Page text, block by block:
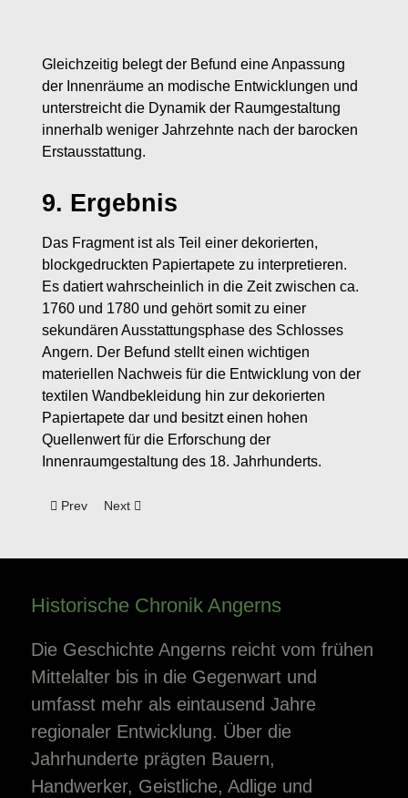
Gleichzeitig belegt der Befund eine Anpassung
der Innenräume an modische Entwicklungen und
unterstreicht die Dynamik der Raumgestaltung
innerhalb weniger Jahrzehnte nach der barocken
Erstausstattung.
9. Ergebnis
Das Fragment ist als Teil einer dekorierten,
blockgedruckten Papiertapete zu interpretieren.
Es datiert wahrscheinlich in die Zeit zwischen ca.
1760 und 1780 und gehört somit zu einer
sekundären Ausstattungsphase des Schlosses
Angern. Der Befund stellt einen wichtigen
materiellen Nachweis für die Entwicklung von der
textilen Wandbekleidung hin zur dekorierten
Papiertapete dar und besitzt einen hohen
Quellenwert für die Erforschung der
Innenraumgestaltung des 18. Jahrhunderts.
Previous article: Befund: Frühe Papiertapete in der
Prev Next article: Befund: Wandtapete (ca. 1770–1790)
Next
Historische Chronik Angerns
Die Geschichte Angerns reicht vom frühen
Mittelalter bis in die Gegenwart und
umfasst mehr als eintausend Jahre
regionaler Entwicklung. Über die
Jahrhunderte prägten Bauern,
Handwerker, Geistliche, Adlige und